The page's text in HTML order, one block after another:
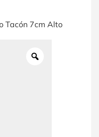
Tacón 7cm Alto